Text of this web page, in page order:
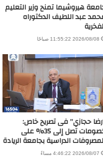
هيروشيما تمنح وزير التعليم
عبد اللطيف الدكتوراه
2026/08/08 11:55:22 صباحًا
حجازي” فى تصريح خاص:
خصومات تصل إلى 35% على
الدراسية بجامعة الريادة
2026/08/07 4:46:22 مساءً